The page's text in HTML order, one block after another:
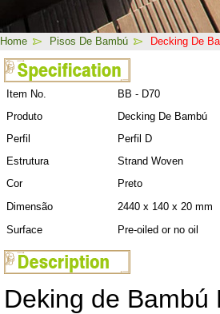
Home Pisos De Bambú Decking De
Item No.
BB - D70
Produto
Decking De Bambú
Perfil
Perfil D
Estrutura
Strand Woven
Cor
Preto
Dimensão
2440 x 140 x 20 mm
Surface
Pre-oiled or no oil
Deking de Bambú